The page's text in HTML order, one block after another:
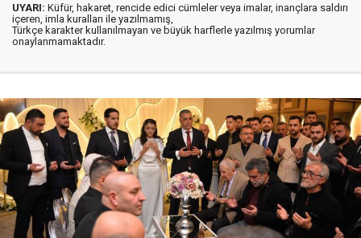
UYARI: Küfür, hakaret, rencide edici cümleler veya imalar, inançlara saldırı
içeren, imla kuralları ile yazılmamış,
Türkçe karakter kullanılmayan ve büyük harflerle yazılmış yorumlar
onaylanmamaktadır.